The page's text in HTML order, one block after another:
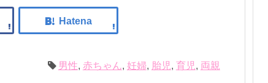
男性, 赤ちゃん, 妊婦, 胎児 , 育児 , 両親